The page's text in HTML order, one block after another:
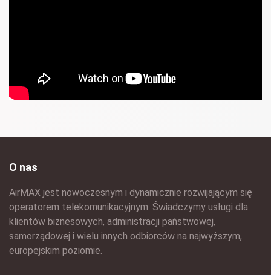
O nas
AirMAX jest nowoczesnym i dynamicznie rozwijającym się
operatorem telekomunikacyjnym. Świadczymy usługi dla
klientów biznesowych, administracji państwowej,
samorządowej i wielu innych odbiorców na najwyższym,
europejskim poziomie.